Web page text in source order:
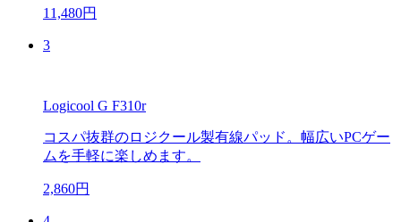
11,480円
3
Logicool G F310r
コスパ抜群のロジクール製有線パッド。幅広いPCゲー
ムを手軽に楽しめます。
2,860円